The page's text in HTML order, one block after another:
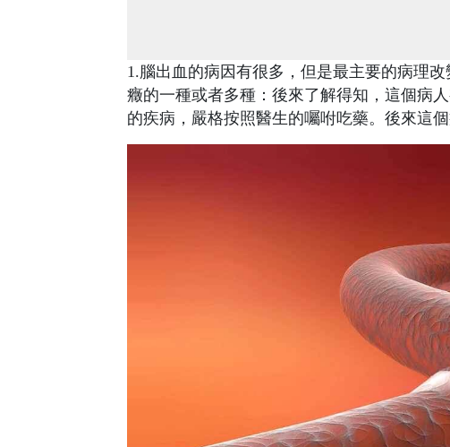
1.腦出血的病因有很多，但是最主要的病理
癥的一種或者多種：後來了解得知，這個病
的疾病，嚴格按照醫生的囑咐吃藥。後來這